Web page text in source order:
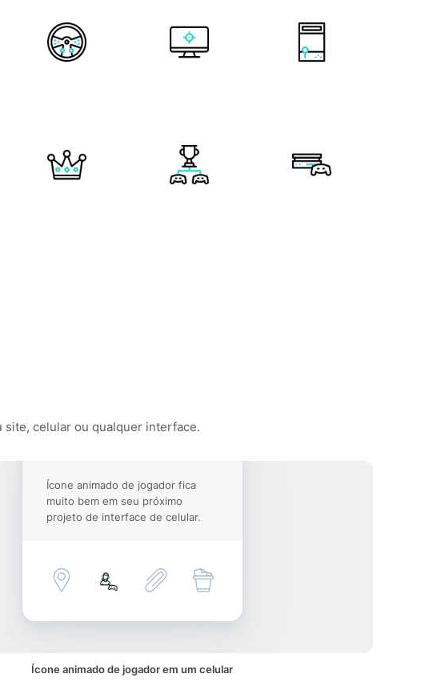
site, celular ou qualquer interface.
Ícone animado de jogador fica
muito bem em seu próximo
projeto de interface de celular.
Ícone animado de jogador em um celular